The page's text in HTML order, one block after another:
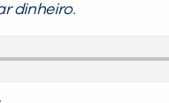
dinheiro.